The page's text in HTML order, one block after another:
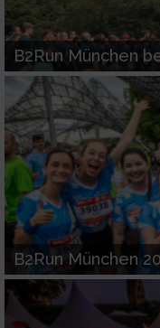
B2Run München
B2Run München